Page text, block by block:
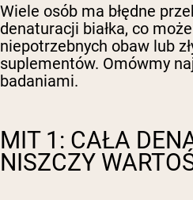
Wiele osób ma błędne
denaturacji białka, co
niepotrzebnych obaw lub
suplementów. Omówmy
badaniami.
MIT 1: CAŁA
NISZCZY